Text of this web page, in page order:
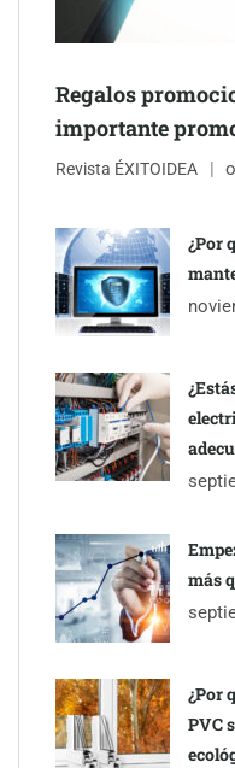
inmobiliarios: hasta 82%
Gestoría Online reduce a
Regalos
importante
Revista ÉXITOIDEA
¿Por
más
¿Por
PVC